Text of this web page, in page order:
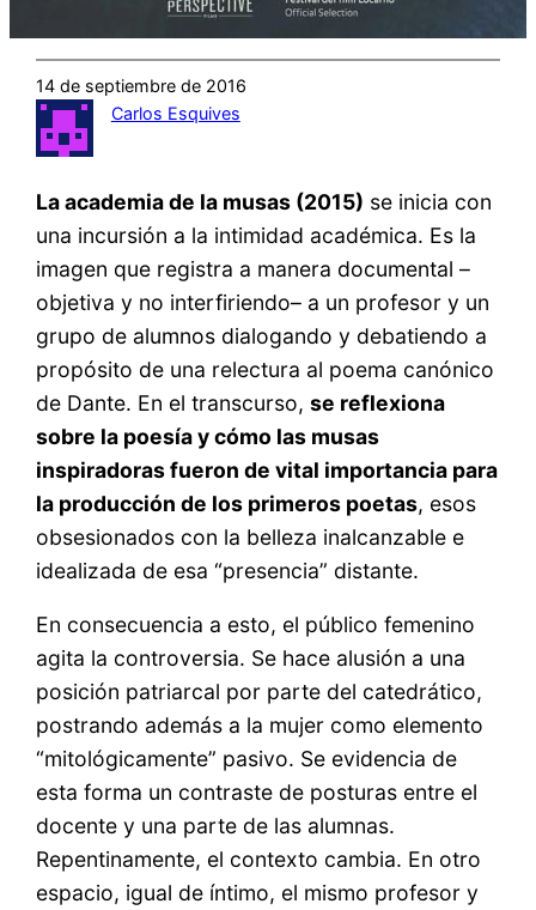
14 de septiembre de 2016
Carlos Esquives
La academia de la musas (2015) se inicia con
una incursión a la intimidad académica. Es la
imagen que registra a manera documental –
objetiva y no interfiriendo– a un profesor y un
grupo de alumnos dialogando y debatiendo a
propósito de una relectura al poema canónico
de Dante. En el transcurso,se reflexiona
sobre la poesía y cómo las musas
inspiradoras fueron de vital importancia para
la producción de los primeros poetas, esos
obsesionados con la belleza inalcanzable e
idealizada de esa “presencia” distante.
En consecuencia a esto, el público femenino
agita la controversia. Se hace alusión a una
posición patriarcal por parte del catedrático,
postrando además a la mujer como elemento
“mitológicamente” pasivo. Se evidencia de
esta forma un contraste de posturas entre el
docente y una parte de las alumnas.
Repentinamente, el contexto cambia. En otro
espacio, igual de íntimo, el mismo profesor y